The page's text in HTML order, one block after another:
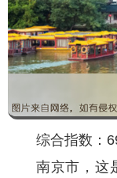
综合指数：
南京市，这